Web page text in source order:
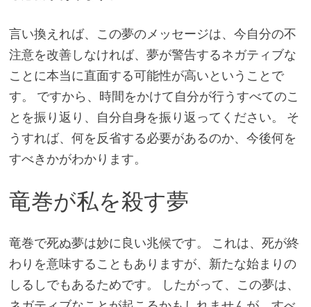
言い換えれば、この夢のメッセージは、今自分の不
注意を改善しなければ、夢が警告するネガティブな
ことに本当に直面する可能性が高いということで
す。 ですから、時間をかけて自分が行うすべてのこ
とを振り返り、自分自身を振り返ってください。 そ
うすれば、何を反省する必要があるのか、今後何を
すべきかがわかります。
竜巻が私を殺す夢
竜巻で死ぬ夢は妙に良い兆候です。 これは、死が終
わりを意味することもありますが、新たな始まりの
しるしでもあるためです。 したがって、この夢は、